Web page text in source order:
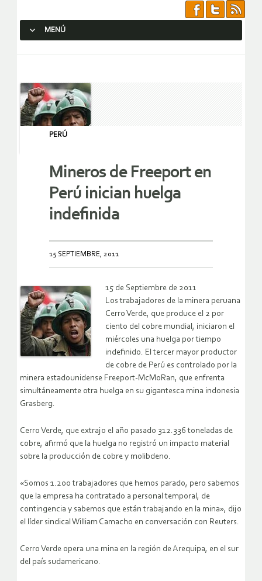
MENÚ
PERÚ
Mineros de Freeport en
Perú inician huelga
indefinida
15 SEPTIEMBRE, 2011
15 de Septiembre de 2011
Los trabajadores de la minera peruana
Cerro Verde, que produce el 2 por
ciento del cobre mundial, iniciaron el
miércoles una huelga por tiempo
indefinido. El tercer mayor productor
de cobre de Perú es controlado por la
minera estadounidense Freeport-McMoRan, que enfrenta
simultáneamente otra huelga en su gigantesca mina indonesia
Grasberg.
Cerro Verde, que extrajo el año pasado 312.336 toneladas de
cobre, afirmó que la huelga no registró un impacto material
sobre la producción de cobre y molibdeno.
«Somos 1.200 trabajadores que hemos parado, pero sabemos
que la empresa ha contratado a personal temporal, de
contingencia y sabemos que están trabajando en la mina», dijo
el líder sindical William Camacho en conversación con Reuters.
Cerro Verde opera una mina en la región de Arequipa, en el sur
del país sudamericano.